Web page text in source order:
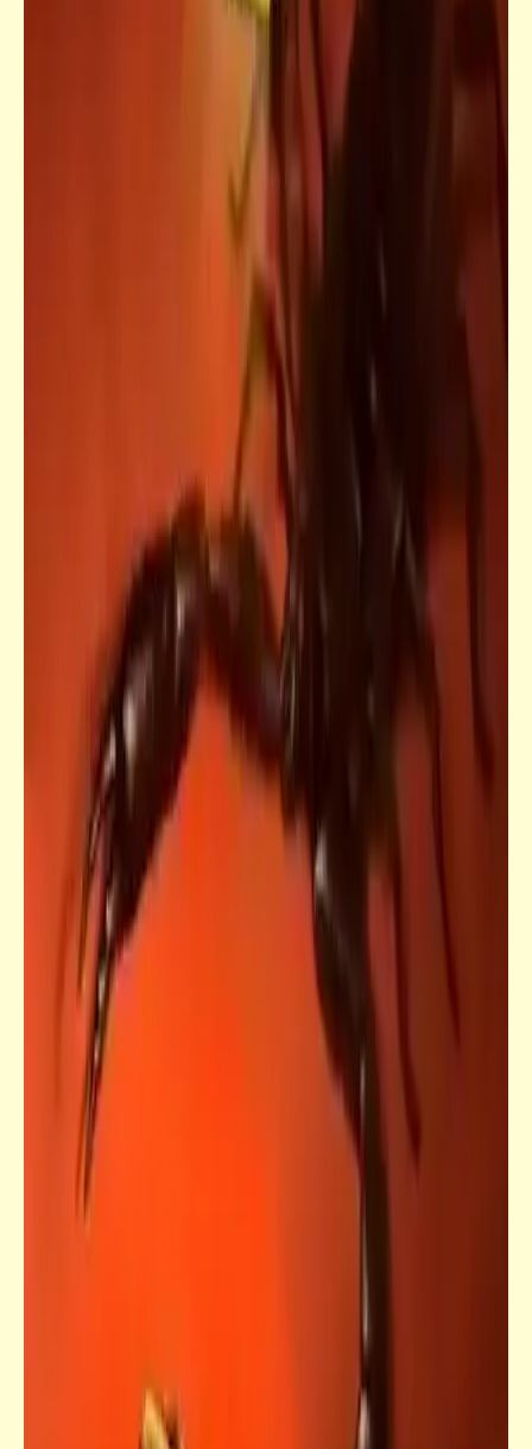
أخيراً عرفنا حقيقة رؤساء العالم الزواحف
وجماعة الإخوان الفضائيين
رئيس المجلس الأوروبي يتجوّل في "باريس"
راكباً سكووتر | سيسي - ستايل
قصص_قصص تيك أواي ساخرة
أولها تتنازل .. وآخرها يتنازلون عنك | قصص
تيك أواي ساخرة | د. أحمد صادق
قصص_قصص تيك أواي ساخرة
الضرب ع القفا .. يعلّم الفلسفة | قصص تيك أواي
ساخرة | د. أحمد صادق